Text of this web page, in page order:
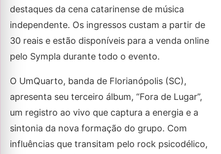
destaques da cena catarinense de música
independente. Os ingressos custam a partir de
30 reais e estão disponíveis para a venda online
pelo Sympla durante todo o evento.
O UmQuarto, banda de Florianópolis (SC),
apresenta seu terceiro álbum, “Fora de Lugar”,
um registro ao vivo que captura a energia e a
sintonia da nova formação do grupo. Com
influências que transitam pelo rock psicodélico,